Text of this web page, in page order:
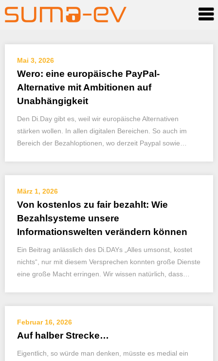
content
Mai 3, 2026
Wero: eine europäische PayPal-
Alternative mit Ambitionen auf
Unabhängigkeit
Den Di.Day gibt es, weil wir europäische Alternativen
stärken wollen. In allen digitalen Bereichen. So auch im
Bereich der Bezahloptionen, wo derzeit Paypal sowie…
März 1, 2026
Von kostenlos zu fair bezahlt: Wie
Bezahlsysteme unsere
Informationswelten verändern können
Ein Beitrag anlässlich des Di.DAYs „Alles umsonst, kostet
nichts“, nur mit diesem Versprechen konnten große Dienste
eine große Macht erringen. Wir wissen natürlich, dass…
Februar 16, 2026
Auf halber Strecke…
Eigentlich, so würde man denken, müsste es medial ein